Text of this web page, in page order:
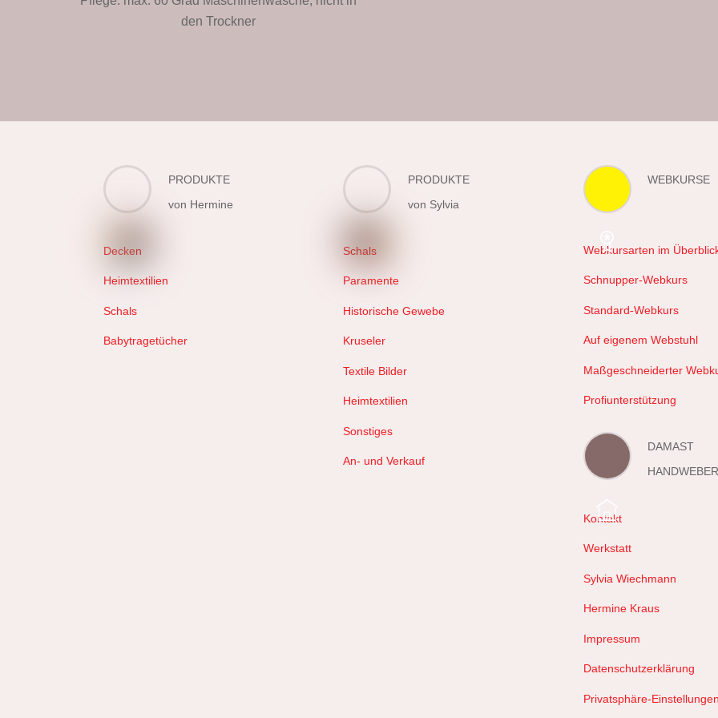
den Trockner
PRODUKTE
von Hermine
Decken
Heimtextilien
Schals
Babytragetücher
PRODUKTE
von Sylvia
Schals
Paramente
Historische Gewebe
Kruseler
Textile Bilder
Heimtextilien
Sonstiges
An- und Verkauf
WEBKURSE
Webkursarten im
Schnupper-Webkurs
Standard-Webkurs
Auf eigenem Webstuhl
Maßgeschneiderter
Profiunterstützung
DAMAST
Kontakt
Werkstatt
Sylvia Wiechmann
Hermine Kraus
Impressum
Datenschutzerklärung
Privatsphäre-